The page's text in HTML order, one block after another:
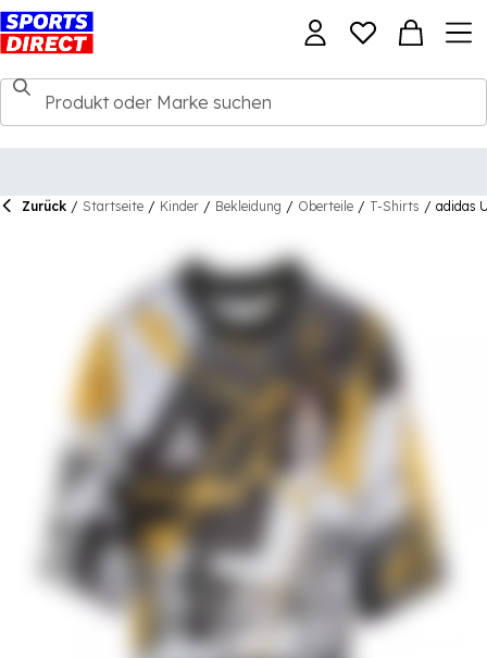
Zurück / Startseite / Kinder / Bekleidung / Oberteile / T-Shirts / adidas